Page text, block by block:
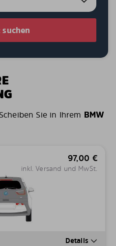
Sie in Ihrem BMW
97,00 €
inkl. Versand und MwSt.
Details